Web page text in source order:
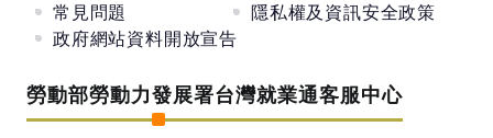
常見問題
隱私權及資訊安全政策
政府網站資料開放宣告
勞動部勞動力發展署台灣就業通客服中心